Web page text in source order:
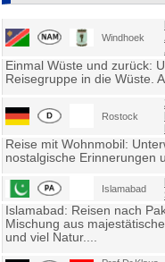
Windhoek
Einmal Wüste und zurück:
Reisegruppe in die Wüste.
Rostock
Reise mit Wohnmobil:
nostalgische Erinnerungen
Islamabad
Islamabad: Reisen nach
Mischung aus
und viel Natur....